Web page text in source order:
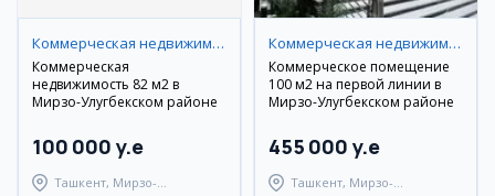
Коммерческая недвижимость
Коммерческая
недвижимость 82 м2 в
Мирзо-Улугбекском районе
100 000 y.e
Ташкент, Мирзо-
Коммерческая недвижимость
Коммерческое помещение
100 м2 на первой линии в
Мирзо-Улугбекском районе
455 000 y.e
Ташкент, Мирзо-